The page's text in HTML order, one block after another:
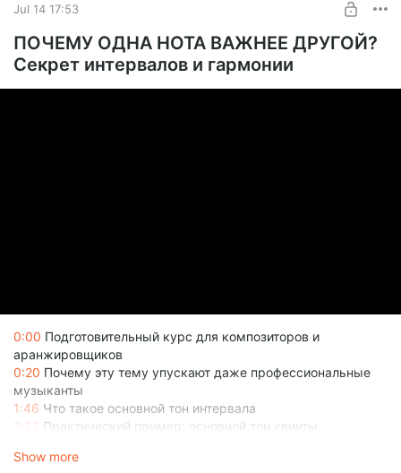
Jul 14 17:53
ПОЧЕМУ ОДНА НОТА ВАЖНЕЕ ДРУГОЙ?
Секрет интервалов и гармонии
0:00 Подготовительный курс для композиторов и
аранжировщиков
0:20 Почему эту тему упускают даже профессиональные
музыканты
1:46 Что такое основной тон интервала
2:23 Практический пример: основной тон квинты
Show more